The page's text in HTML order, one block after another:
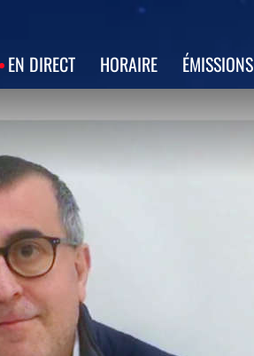
EN DIRECT HORAIRE ÉMISSIONS